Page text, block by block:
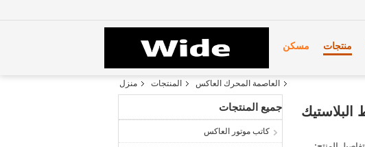
مسكن منتجات
منزل المنتجات العاصمة المحرك العاكس
جميع المنتجات
كاتب موتور العاكس